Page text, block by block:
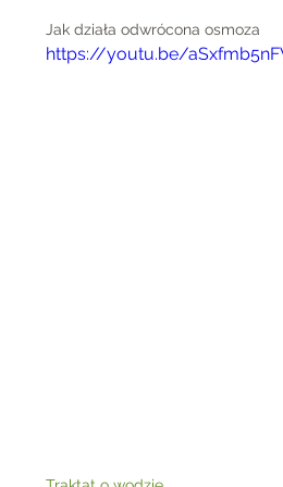
Jak działa odwrócona osmoza
https://youtu.be/